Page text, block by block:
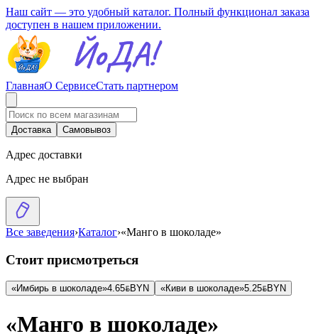
Наш сайт — это удобный каталог. Полный функционал заказа
доступен в нашем приложении.
ГлавнаяО СервисеСтать партнером
Доставка Самовывоз
Адрес доставки
Адрес не выбран
Все заведения›Каталог›«Манго в шоколаде»
Стоит присмотреться
«Имбирь в шоколаде»4.65BYNBYN «Киви в шоколаде»5.25BYNBYN
«Манго в шоколаде»